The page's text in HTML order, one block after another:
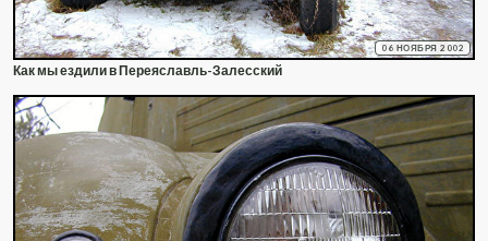
06 НОЯБРЯ 2002
Как мы ездили в Переяславль-Залесский